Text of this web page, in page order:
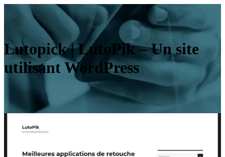
Lutopick | LutoPik – Un site
utilisant WordPress